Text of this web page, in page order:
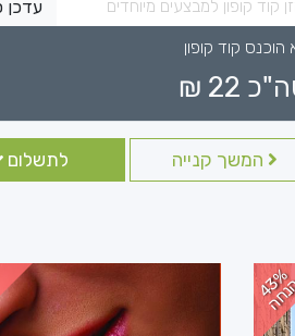
עדכן
הוכנס קוד קופון
22
₪
המשך קנייה לתשלום
4
%
נ
ח